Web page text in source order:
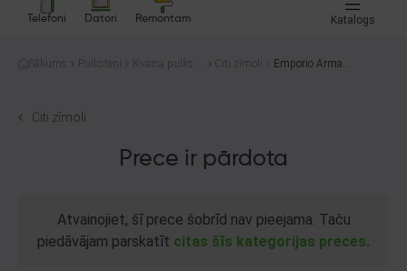
Telefoni Datori Remontam Katalogs
Sākums Pulksteņi
Kvarca pulkste
Citi zīmoli
Emporio Armani
Citi zīmoli
Prece ir pārdota
Atvainojiet, šī prece šobrīd nav pieejama. Taču
piedāvājam parskatīt citas šīs kategorijas preces.